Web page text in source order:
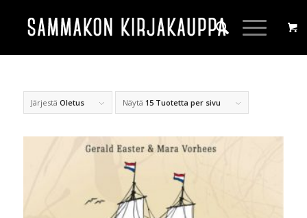
Järjestä Oletus Näytä 15 Tuotetta per sivu